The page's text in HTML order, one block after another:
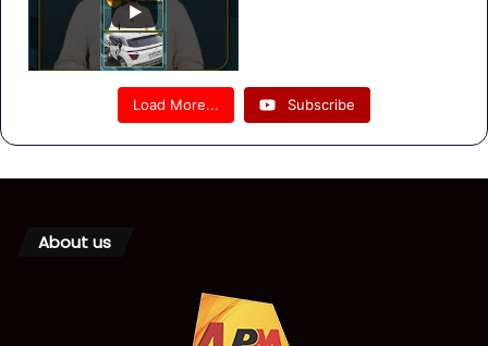
Load More... Subscribe
About us